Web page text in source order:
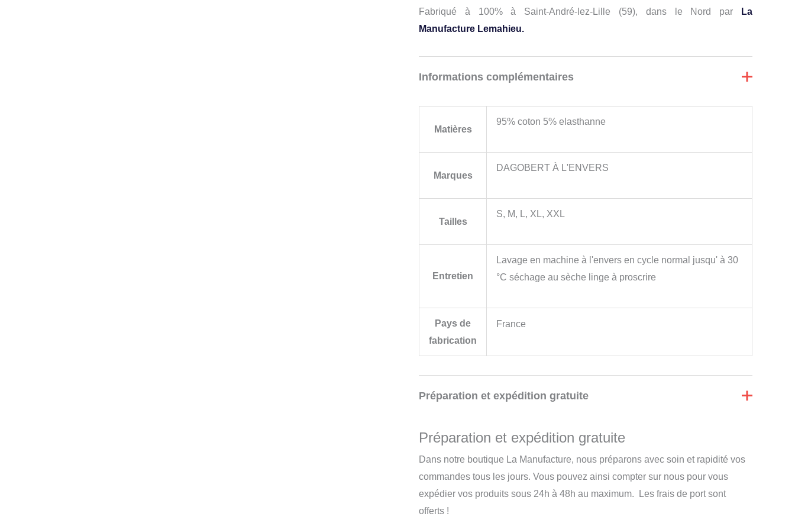
Fabriqué à 100% à Saint-André-lez-Lille (59), dans le Nord par
La
Manufacture Lemahieu.
Informations complémentaires
Matières
95% coton 5% elasthanne
Marques
DAGOBERT À L'ENVERS
Tailles
S, M, L, XL, XXL
Entretien
Lavage en machine à l'envers en cycle normal jusqu' à 30
°C séchage au sèche linge à proscrire
Pays de
fabrication
France
Préparation et expédition gratuite
Préparation et expédition gratuite
Dans notre boutique La Manufacture, nous préparons avec soin et rapidité vos
commandes tous les jours. Vous pouvez ainsi compter sur nous pour vous
expédier vos produits sous 24h à 48h au maximum. Les frais de port sont
offerts !